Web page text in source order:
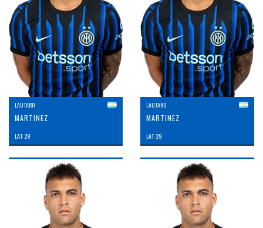
LAUTARO
MARTINEZ
LAT: 29
LAUTARO
MARTINEZ
LAT: 29